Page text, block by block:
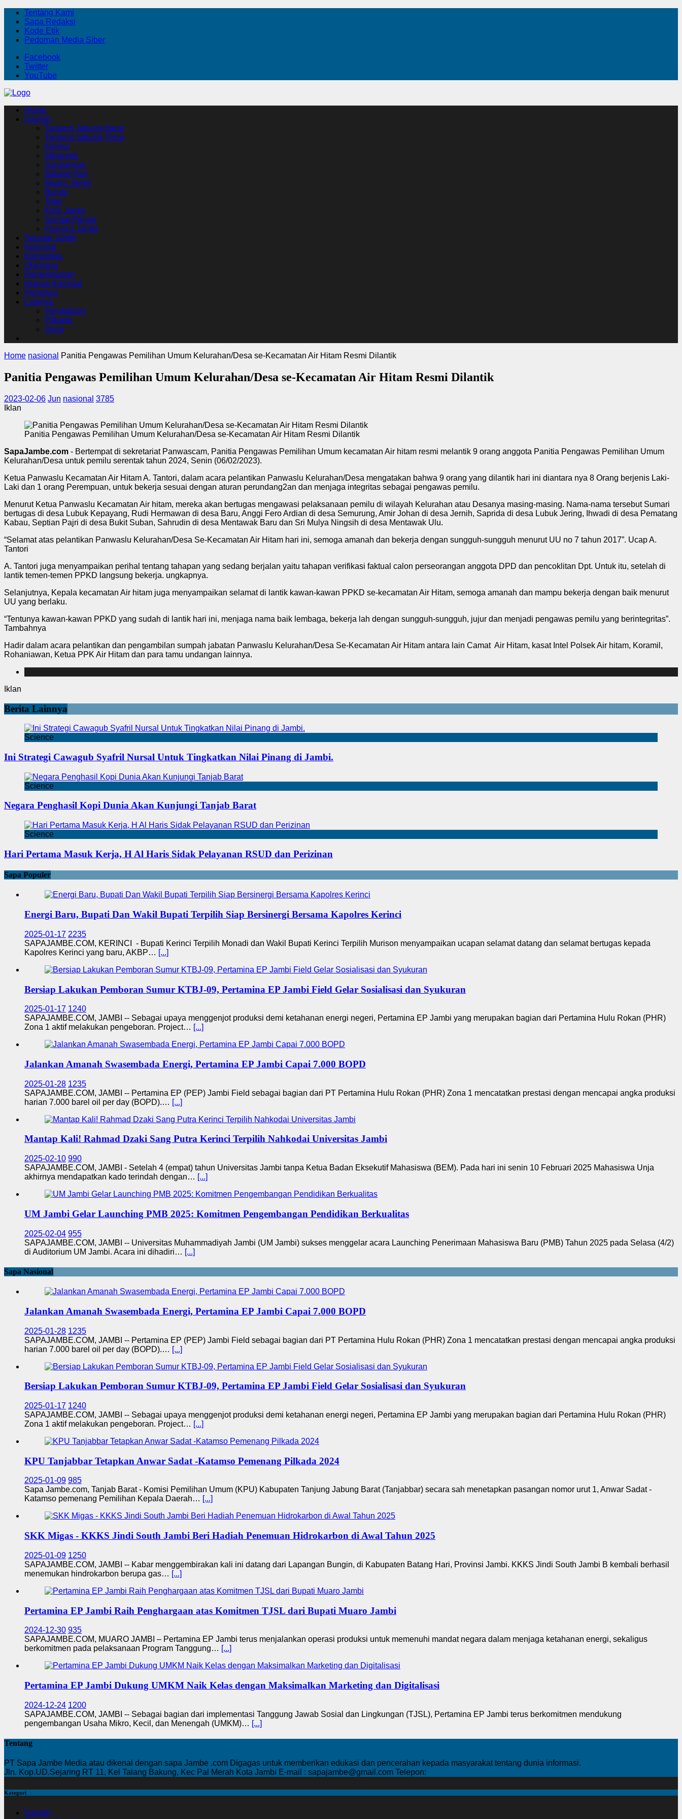
Tentang Kami
Sapa Redaksi
Kode Etik
Pedoman Media Siber
Facebook
Twitter
YouTube
Home
Daerah
Tanjung Jabung Barat
Tanjung Jabung Timur
Kerinci
Merangin
Sarolangun
Batang Hari
Muaro Jambi
Bungo
Tebo
Kota Jambi
Sungai Penuh
Provinsi Jambi
Seputar Jambi
Nasional
Komunitas
Olahraga
Pemerintahan
Hukum Kriminal
Peristiwa
Lainnya
Pendidikan
Pilkada
Opini
Home nasional Panitia Pengawas Pemilihan Umum Kelurahan/Desa se-Kecamatan Air Hitam Resmi Dilantik
Panitia Pengawas Pemilihan Umum Kelurahan/Desa se-Kecamatan Air Hitam Resmi Dilantik
2023-02-06 Jun nasional 3785
Iklan
Panitia Pengawas Pemilihan Umum Kelurahan/Desa se-Kecamatan Air Hitam Resmi Dilantik
SapaJambe.com - Bertempat di sekretariat Panwascam, Panitia Pengawas Pemilihan Umum kecamatan Air hitam resmi melantik 9 orang anggota Panitia Pengawas Pemilihan Umum
Kelurahan/Desa untuk pemilu serentak tahun 2024, Senin (06/02/2023).
Ketua Panwaslu Kecamatan Air Hitam A. Tantori, dalam acara pelantikan Panwaslu Kelurahan/Desa mengatakan bahwa 9 orang yang dilantik hari ini diantara nya 8 Orang berjenis Laki-
Laki dan 1 orang Perempuan, untuk bekerja sesuai dengan aturan perundang2an dan menjaga integritas sebagai pengawas pemilu.
Menurut Ketua Panwaslu Kecamatan Air hitam, mereka akan bertugas mengawasi pelaksanaan pemilu di wilayah Kelurahan atau Desanya masing-masing. Nama-nama tersebut Sumari
bertugas di desa Lubuk Kepayang, Rudi Hermawan di desa Baru, Anggi Fero Ardian di desa Semurung, Amir Johan di desa Jernih, Saprida di desa Lubuk Jering, Ihwadi di desa Pematang
Kabau, Septian Pajri di desa Bukit Suban, Sahrudin di desa Mentawak Baru dan Sri Mulya Ningsih di desa Mentawak Ulu.
“Selamat atas pelantikan Panwaslu Kelurahan/Desa Se-Kecamatan Air Hitam hari ini, semoga amanah dan bekerja dengan sungguh-sungguh menurut UU no 7 tahun 2017”. Ucap A.
Tantori
A. Tantori juga menyampaikan perihal tentang tahapan yang sedang berjalan yaitu tahapan verifikasi faktual calon perseorangan anggota DPD dan pencoklitan Dpt. Untuk itu, setelah di
lantik temen-temen PPKD langsung bekerja. ungkapnya.
Selanjutnya, Kepala kecamatan Air hitam juga menyampaikan selamat di lantik kawan-kawan PPKD se-kecamatan Air Hitam, semoga amanah dan mampu bekerja dengan baik menurut
UU yang berlaku.
“Tentunya kawan-kawan PPKD yang sudah di lantik hari ini, menjaga nama baik lembaga, bekerja lah dengan sungguh-sungguh, jujur dan menjadi pengawas pemilu yang berintegritas”.
Tambahnya
Hadir dalam acara pelantikan dan pengambilan sumpah jabatan Panwaslu Kelurahan/Desa Se-Kecamatan Air Hitam antara lain Camat Air Hitam, kasat Intel Polsek Air hitam, Koramil,
Rohaniawan, Ketua PPK Air Hitam dan para tamu undangan lainnya.
Iklan
Berita Lainnya
Science
Ini Strategi Cawagub Syafril Nursal Untuk Tingkatkan Nilai Pinang di Jambi.
Science
Negara Penghasil Kopi Dunia Akan Kunjungi Tanjab Barat
Science
Hari Pertama Masuk Kerja, H Al Haris Sidak Pelayanan RSUD dan Perizinan
Sapa Populer
Energi Baru, Bupati Dan Wakil Bupati Terpilih Siap Bersinergi Bersama Kapolres Kerinci
2025-01-17 2235
SAPAJAMBE.COM, KERINCI - Bupati Kerinci Terpilih Monadi dan Wakil Bupati Kerinci Terpilih Murison menyampaikan ucapan selamat datang dan selamat bertugas kepada
Kapolres Kerinci yang baru, AKBP… [...]
Bersiap Lakukan Pemboran Sumur KTBJ-09, Pertamina EP Jambi Field Gelar Sosialisasi dan Syukuran
2025-01-17 1240
SAPAJAMBE.COM, JAMBI -- Sebagai upaya menggenjot produksi demi ketahanan energi negeri, Pertamina EP Jambi yang merupakan bagian dari Pertamina Hulu Rokan (PHR)
Zona 1 aktif melakukan pengeboran. Project… [...]
Jalankan Amanah Swasembada Energi, Pertamina EP Jambi Capai 7.000 BOPD
2025-01-28 1235
SAPAJAMBE.COM, JAMBI -- Pertamina EP (PEP) Jambi Field sebagai bagian dari PT Pertamina Hulu Rokan (PHR) Zona 1 mencatatkan prestasi dengan mencapai angka produksi
harian 7.000 barel oil per day (BOPD).… [...]
Mantap Kali! Rahmad Dzaki Sang Putra Kerinci Terpilih Nahkodai Universitas Jambi
2025-02-10 990
SAPAJAMBE.COM, JAMBI - Setelah 4 (empat) tahun Universitas Jambi tanpa Ketua Badan Eksekutif Mahasiswa (BEM). Pada hari ini senin 10 Februari 2025 Mahasiswa Unja
akhirnya mendapatkan kado terindah dengan… [...]
UM Jambi Gelar Launching PMB 2025: Komitmen Pengembangan Pendidikan Berkualitas
2025-02-04 955
SAPAJAMBE.COM, JAMBI -- Universitas Muhammadiyah Jambi (UM Jambi) sukses menggelar acara Launching Penerimaan Mahasiswa Baru (PMB) Tahun 2025 pada Selasa (4/2)
di Auditorium UM Jambi. Acara ini dihadiri… [...]
Sapa Nasional
Jalankan Amanah Swasembada Energi, Pertamina EP Jambi Capai 7.000 BOPD
2025-01-28 1235
SAPAJAMBE.COM, JAMBI -- Pertamina EP (PEP) Jambi Field sebagai bagian dari PT Pertamina Hulu Rokan (PHR) Zona 1 mencatatkan prestasi dengan mencapai angka produksi
harian 7.000 barel oil per day (BOPD).… [...]
Bersiap Lakukan Pemboran Sumur KTBJ-09, Pertamina EP Jambi Field Gelar Sosialisasi dan Syukuran
2025-01-17 1240
SAPAJAMBE.COM, JAMBI -- Sebagai upaya menggenjot produksi demi ketahanan energi negeri, Pertamina EP Jambi yang merupakan bagian dari Pertamina Hulu Rokan (PHR)
Zona 1 aktif melakukan pengeboran. Project… [...]
KPU Tanjabbar Tetapkan Anwar Sadat -Katamso Pemenang Pilkada 2024
2025-01-09 985
Sapa Jambe.com, Tanjab Barat - Komisi Pemilihan Umum (KPU) Kabupaten Tanjung Jabung Barat (Tanjabbar) secara sah menetapkan pasangan nomor urut 1, Anwar Sadat -
Katamso pemenang Pemilihan Kepala Daerah… [...]
SKK Migas - KKKS Jindi South Jambi Beri Hadiah Penemuan Hidrokarbon di Awal Tahun 2025
2025-01-09 1250
SAPAJAMBE.COM, JAMBI -- Kabar menggembirakan kali ini datang dari Lapangan Bungin, di Kabupaten Batang Hari, Provinsi Jambi. KKKS Jindi South Jambi B kembali berhasil
menemukan hindrokarbon berupa gas… [...]
Pertamina EP Jambi Raih Penghargaan atas Komitmen TJSL dari Bupati Muaro Jambi
2024-12-30 935
SAPAJAMBE.COM, MUARO JAMBI – Pertamina EP Jambi terus menjalankan operasi produksi untuk memenuhi mandat negara dalam menjaga ketahanan energi, sekaligus
berkomitmen pada pelaksanaan Program Tanggung… [...]
Pertamina EP Jambi Dukung UMKM Naik Kelas dengan Maksimalkan Marketing dan Digitalisasi
2024-12-24 1200
SAPAJAMBE.COM, JAMBI -- Sebagai bagian dari implementasi Tanggung Jawab Sosial dan Lingkungan (TJSL), Pertamina EP Jambi terus berkomitmen mendukung
pengembangan Usaha Mikro, Kecil, dan Menengah (UMKM)… [...]
Tentang
PT Sapa Jambe Media atau dikenal dengan sapa Jambe .com Digagas untuk memberikan edukasi dan pencerahan kepada masyarakat tentang dunia informasi.
Jln. Kop.UD.Sejaring RT 11, Kel Talang Bakung, Kec Pal Merah Kota Jambi E-mail : sapajambe@gmail.com Telepon:
Kategori
Daerah